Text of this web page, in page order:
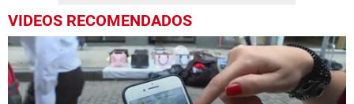
VIDEOS RECOMENDADOS